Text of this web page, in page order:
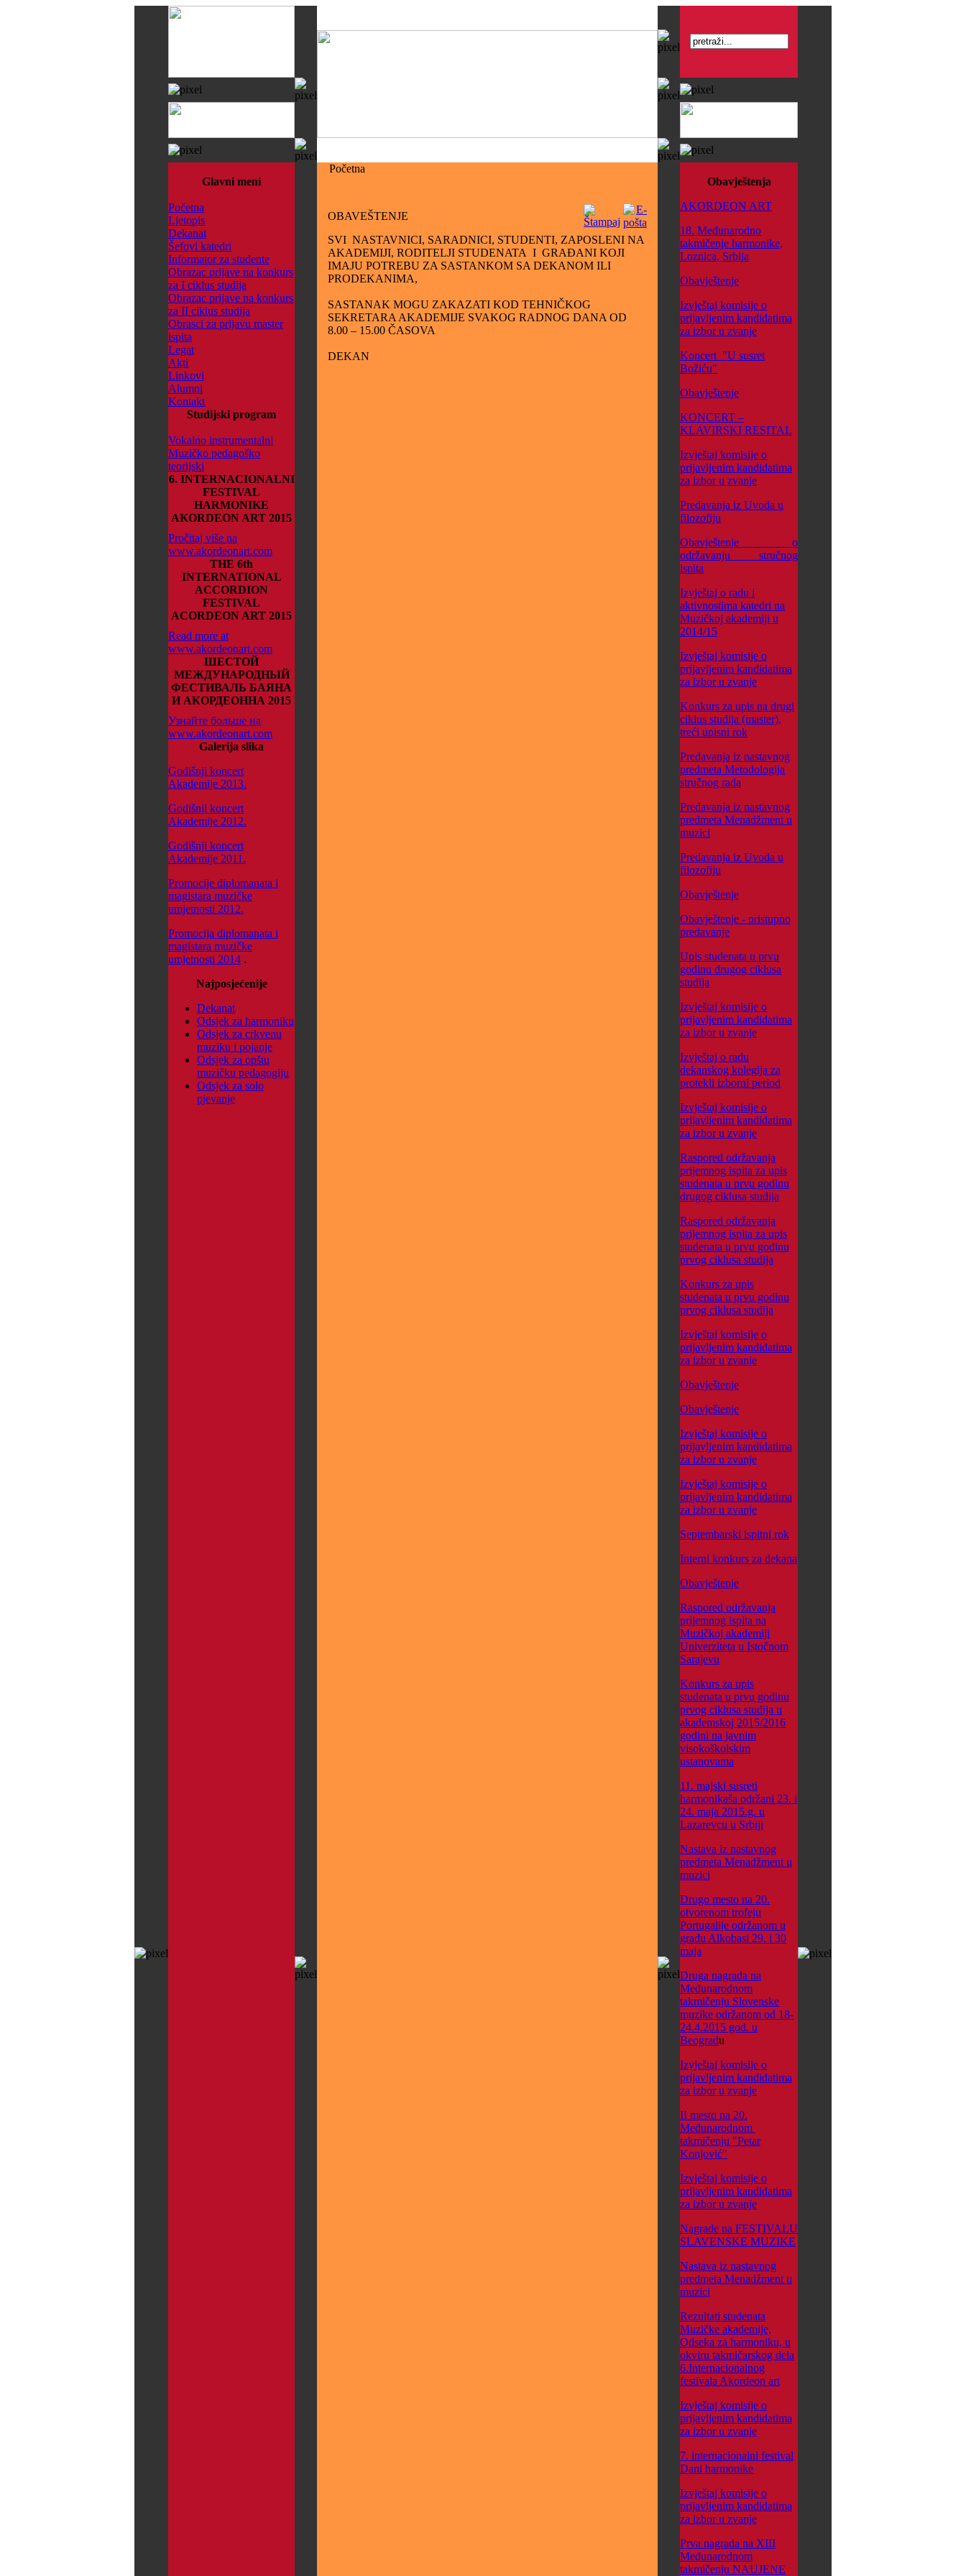
Glavni meni
Početna
Ljetopis
Dekanat
Šefovi katedri
Informator za studente
Obrazac prijave na konkurs
za I ciklus studija
Obrazac prijave na konkurs
za II ciklus studija
Obrasci za prijavu master
ispita
Legat
Akti
Linkovi
Alumni
Kontakt
Studijski program
Vokalno instrumentalni
Muzičko pedagoško
teorijski
6. INTERNACIONALNI
FESTIVAL
HARMONIKE
AKORDEON ART 2015
Pročitaj više na
www.akordeonart.com
THE 6th
INTERNATIONAL
ACCORDION
FESTIVAL
ACORDEON ART 2015
Read more at
www.akordeonart.com
ШЕСТОЙ
МЕЖДУНАРОДНЫЙ
ФЕСТИВАЛЬ БАЯНА
И АКОРДЕОННА 2015
Узнайте больше на
www.akordeonart.com
Galerija slika
Godišnji koncert
Akademije 2013.
Godišnji koncert
Akademije 2012.
Godišnji koncert
Akademije 2011.
Promocije diplomanata i
magistara muzičke
umjetnosti 2012.
Promocija diplomanata i
magistara muzičke
umjetnosti 2014 .
Najposjećenije
Dekanat
Odsjek za harmoniku
Odsjek za crkvenu
muziku i pojanje
Odsjek za opštu
muzičku pedagogiju
Odsjek za solo
pjevanje
Početna
OBAVEŠTENJE
SVI NASTAVNICI, SARADNICI, STUDENTI, ZAPOSLENI NA
AKADEMIJI, RODITELJI STUDENATA I GRAĐANI KOJI
IMAJU POTREBU ZA SASTANKOM SA DEKANOM ILI
PRODEKANIMA,
SASTANAK MOGU ZAKAZATI KOD TEHNIČKOG
SEKRETARA AKADEMIJE SVAKOG RADNOG DANA OD
8.00 – 15.00 ČASOVA
DEKAN
Obavještenja
AKORDEON ART
18. Međunarodno
takmičenje harmonike,
Loznica, Srbija
Obavještenje
Izvještaj komisije o
prijavljenim kandidatima
za izbor u zvanje
Koncert "U susret
Božiću"
Obavještenje
KONCERT –
KLAVIRSKI RESITAL
Izvještaj komisije o
prijavljenim kandidatima
za izbor u zvanje
Predavanja iz Uvoda u
filozofiju
Obavještenje o
održavanju stručnog
ispita
Izvještaj o radu i
aktivnostima katedri na
Muzičkoj akademiji u
2014/15
Izvještaj komisije o
prijavljenim kandidatima
za izbor u zvanje
Konkurs za upis na drugi
ciklus studija (master),
treći upisni rok
Predavanja iz nastavnog
predmeta Metodologija
stručnog rada
Predavanja iz nastavnog
predmeta Menadžment u
muzici
Predavanja iz Uvoda u
filozofiju
Obavještenje
Obavještenje - pristupno
predavanje
Upis studenata u prvu
godinu drugog ciklusa
studija
Izvještaj komisije o
prijavljenim kandidatima
za izbor u zvanje
Izvještaj o radu
dekanskog kolegija za
protekli izborni period
Izvještaj komisije o
prijavljenim kandidatima
za izbor u zvanje
Raspored održavanja
prijemnog ispita za upis
studenata u prvu godinu
drugog ciklusa studija
Raspored održavanja
prijemnog ispita za upis
studenata u prvu godinu
prvog ciklusa studija
Konkurs za upis
studenata u prvu godinu
prvog ciklusa studija
Izvještaj komisije o
prijavljenim kandidatima
za izbor u zvanje
Obavještenje
Obavještenje
Izvještaj komisije o
prijavljenim kandidatima
za izbor u zvanje
Izvještaj komisije o
prijavljenim kandidatima
za izbor u zvanje
Septembarski ispitni rok
Interni konkurs za dekana
Obavještenje
Raspored održavanja
prijemnog ispita na
Muzičkoj akademiji
Univerziteta u Istočnom
Sarajevu
Konkurs za upis
studenata u prvu godinu
prvog ciklusa studija u
akademskoj 2015/2016
godini na javnim
visokoškolskim
ustanovama
11. majski susreti
harmonikaša održani 23. i
24. maja 2015.g. u
Lazarevcu u Srbiji
Nastava iz nastavnog
predmeta Menadžment u
muzici
Drugo mesto na 20.
otvorenom trofeju
Portugalije održanom u
gradu Alkobasi 29. i 30
maja
Druga nagrada na
Međunarodnom
takmičenju Slovenske
muzike održanom od 18-
24.4.2015 god. u
Beogradu
Izvještaj komisije o
prijavljenim kandidatima
za izbor u zvanje
II mesto na 20.
Međunarodnom
takmičenju "Petar
Konjović"
Izvještaj komisije o
prijavljenim kandidatima
za izbor u zvanje
Nagrade na FESTIVALU
SLAVENSKE MUZIKE
Nastava iz nastavnog
predmeta Menadžment u
muzici
Rezultati studenata
Muzičke akademije,
Odseka za harmoniku, u
okviru takmičarskog dela
6.Internacionalnog
festivala Akordeon art
Izvještaj komisije o
prijavljenim kandidatima
za izbor u zvanje
7. internacionalni festival
Dani harmonike
Izvještaj komisije o
prijavljenim kandidatima
za izbor u zvanje
Prva nagrada na XIII
Međunarodnom
takmičenju NAUJENE